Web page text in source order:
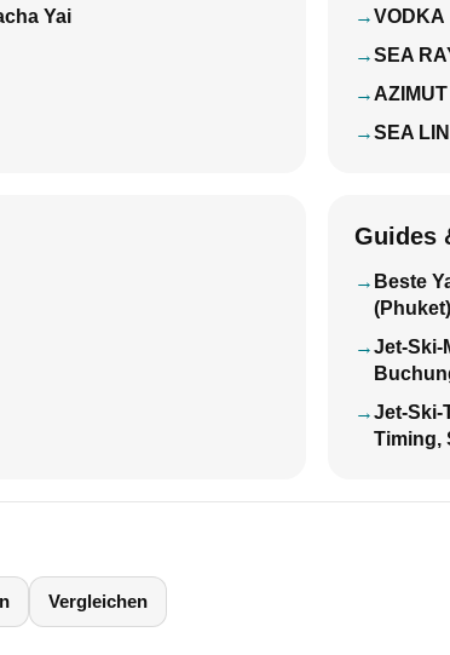
Yai
VODKA
SEA
SEA
Guides
Beste
(Phuket)
Jet-Ski-
Jet-Ski-
Timing,
Vergleichen